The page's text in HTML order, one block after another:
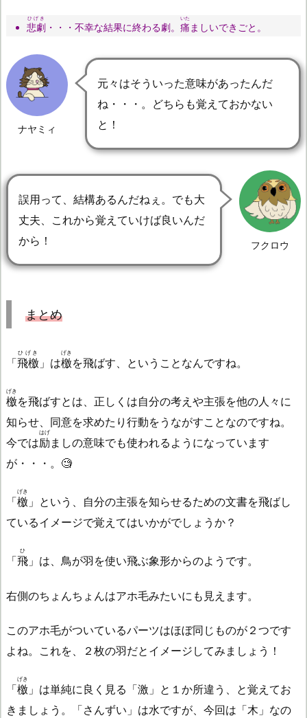
悲劇
ひげき
・・・不幸な結果に終わる劇。 痛
いた
ましいできごと。
ナヤミィ
元々はそういった意味があったんだ
ね・・・。どちらも覚えておかない
と！
フクロウ
誤用って、結構あるんだねぇ。でも大
丈夫、これから覚えていけば良いんだ
から！
まとめ
「飛檄
ひげき
」は檄
げき
を飛ばす、ということなんですね。
檄
げき
を飛ばすとは、正しくは自分の考えや主張を他の人々に
知らせ、同意を求めたり行動をうながすことなのですね。
今では励
はげ
ましの意味でも使われるようになっています
が・・・。🧐
「檄
げき
」という、自分の主張を知らせるための文書を飛ばし
ているイメージで覚えてはいかがでしょうか？
「飛
ひ
」は、鳥が羽を使い飛ぶ象形からのようです。
右側のちょんちょんはアホ毛みたいにも見えます。
このアホ毛がついているパーツはほぼ同じものが２つです
よね。これを、２枚の羽だとイメージしてみましょう！
「檄
げき
」は単純に良く見る「激」と１か所違う、と覚えてお
きましょう。「さんずい」は水ですが、今回は「木」なの